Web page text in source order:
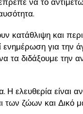
κατάθλιψη και
για την
τα διδάξουμε την
Η ελευθερία είναι
ζώων και Δικό